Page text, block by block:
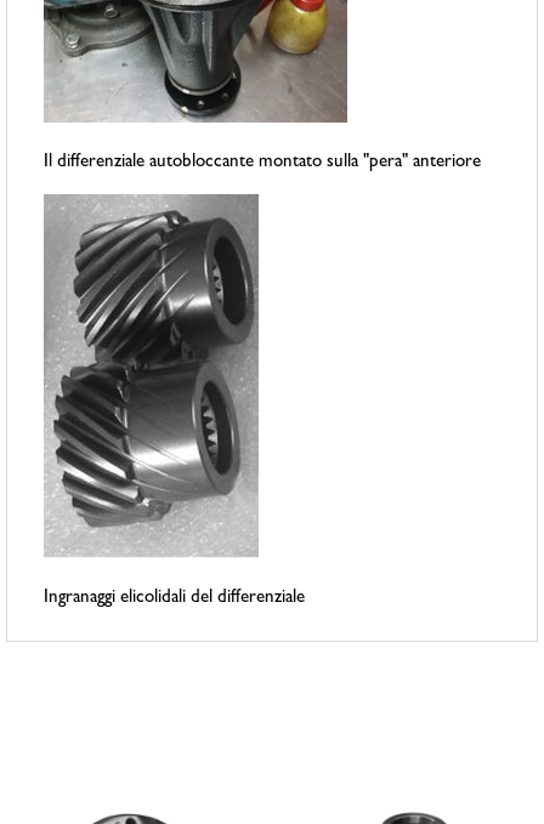
Il differenziale autobloccante montato sulla "pera" anteriore
Ingranaggi elicolidali del differenziale